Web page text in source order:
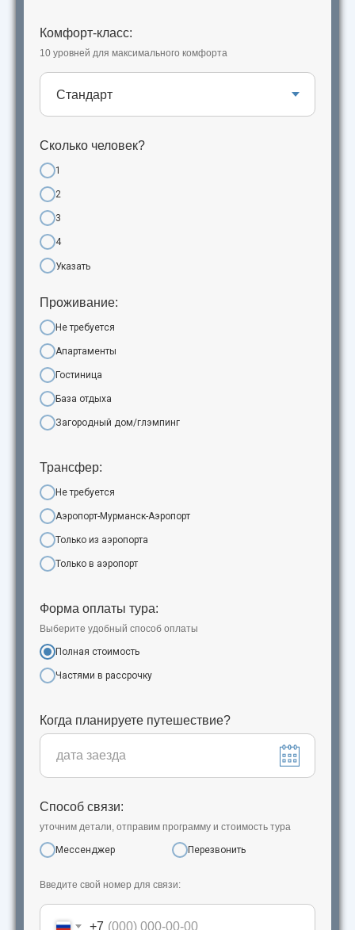
Комфорт-класс:
10 уровней для максимального комфорта
Сколько человек?
1
2
3
4
Указать
Проживание:
Не требуется
Апартаменты
Гостиница
База отдыха
Загородный дом/глэмпинг
Трансфер:
Не требуется
Аэропорт-Мурманск-Аэропорт
Только из аэропорта
Только в аэропорт
Форма оплаты тура:
Выберите удобный способ оплаты
Полная стоимость
Частями в рассрочку
Когда планируете путешествие?
Способ связи:
уточним детали, отправим программу и стоимость тура
Мессенджер Перезвонить
Введите свой номер для связи:
+7